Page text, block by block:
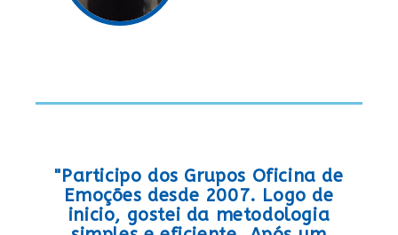
"Participo dos Grupos Oficina de
Emoções desde 2007. Logo de
inicio, gostei da metodologia